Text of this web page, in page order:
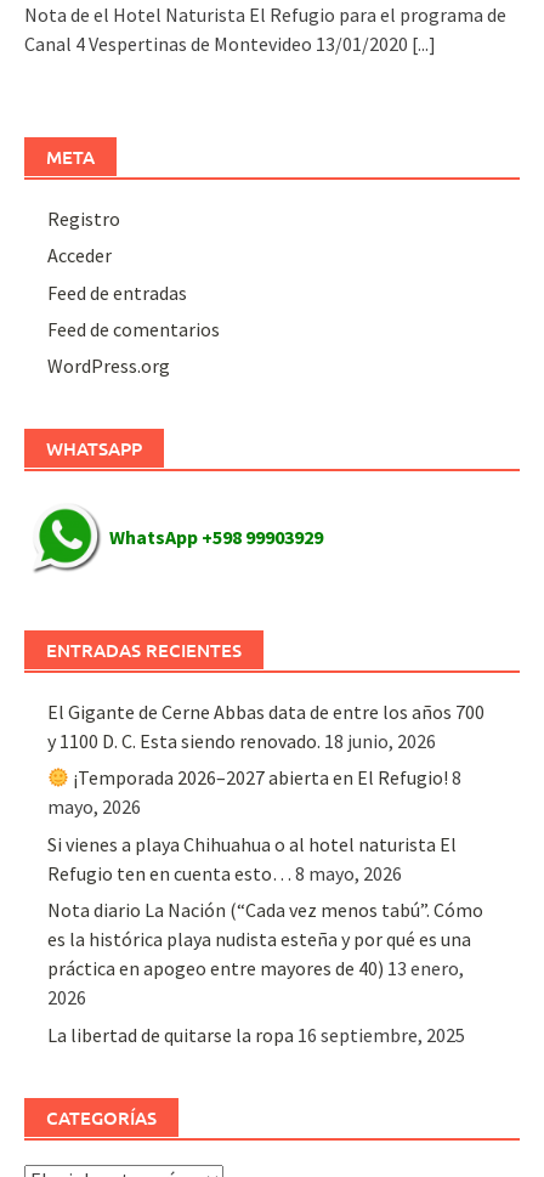
Nota de el Hotel Naturista El Refugio para el programa de
Canal 4 Vespertinas de Montevideo 13/01/2020 [...]
META
Registro
Acceder
Feed de entradas
Feed de comentarios
WordPress.org
WHATSAPP
WhatsApp +598 99903929
ENTRADAS RECIENTES
El Gigante de Cerne Abbas data de entre los años 700
y 1100 D. C. Esta siendo renovado. 18 junio, 2026
¡Temporada 2026–2027 abierta en El Refugio! 8
mayo, 2026
Si vienes a playa Chihuahua o al hotel naturista El
Refugio ten en cuenta esto… 8 mayo, 2026
Nota diario La Nación (“Cada vez menos tabú”. Cómo
es la histórica playa nudista esteña y por qué es una
práctica en apogeo entre mayores de 40) 13 enero,
2026
La libertad de quitarse la ropa 16 septiembre, 2025
CATEGORÍAS